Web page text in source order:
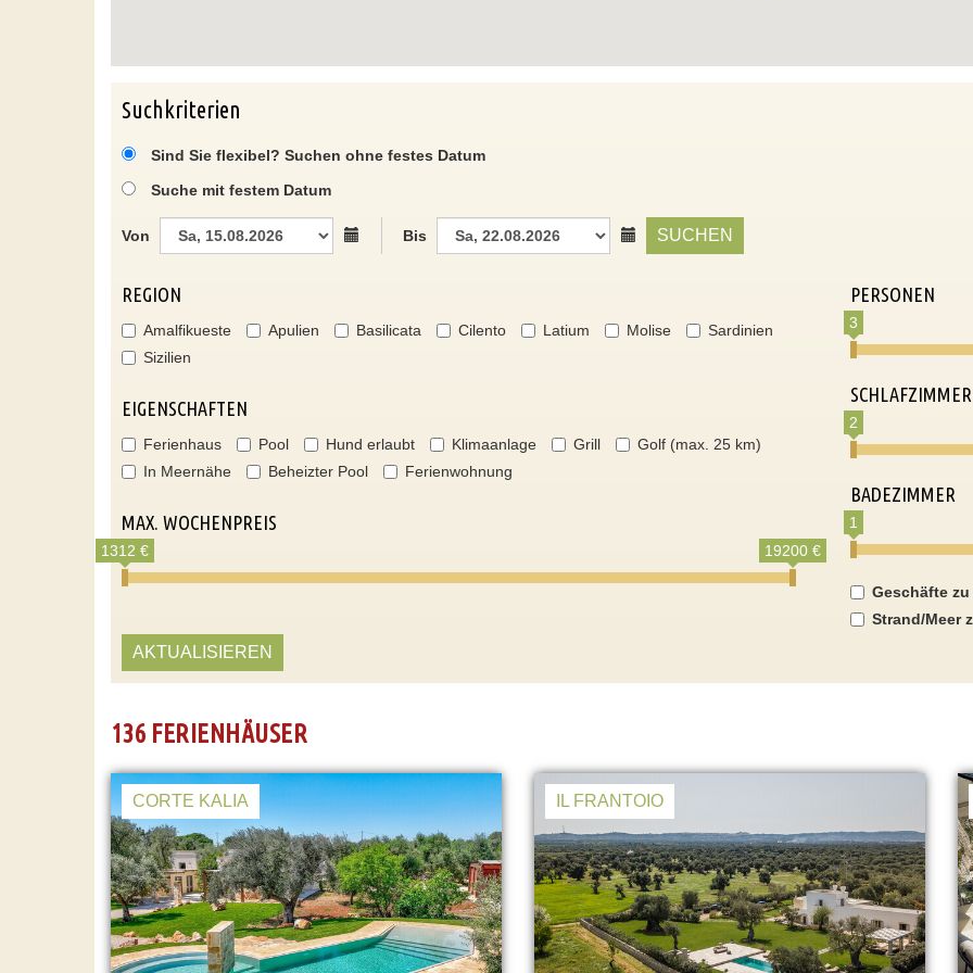
Suchkriterien
Sind Sie flexibel? Suchen ohne festes Datum
Suche mit festem Datum
Von Bis SUCHEN
REGION
Amalfikueste Apulien Basilicata Cilento Latium Molise
Sardinien
Sizilien
EIGENSCHAFTEN
Ferienhaus Pool Hund erlaubt Klimaanlage Grill
Golf (max. 25 km)
In Meernähe
Beheizter Pool Ferienwohnung
MAX. WOCHENPREIS
1312 € 19200 €
PERSONEN
3
SCHLAFZIMMER
2
BADEZIMMER
1
Geschäfte
Strand/Meer
AKTUALISIEREN
136 FERIENHÄUSER
CORTE KALIA IL FRANTOIO